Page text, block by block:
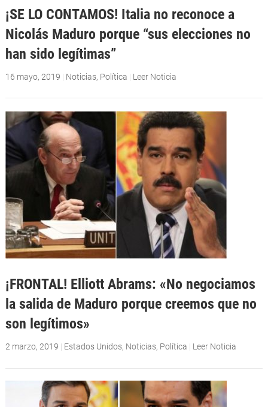
¡SE LO CONTAMOS! Italia no reconoce a
Nicolás Maduro porque “sus elecciones no
han sido legítimas”
16 mayo, 2019 | Noticias, Política | Leer Noticia
¡FRONTAL! Elliott Abrams: «No negociamos
la salida de Maduro porque creemos que no
son legítimos»
2 marzo, 2019 | Estados Unidos, Noticias, Política | Leer Noticia